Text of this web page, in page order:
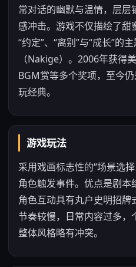
常对话的幽默与温情，层
感冲击。游戏不仅描绘了甜
“约定”、“离别”与“成长”的
（Nakige）。2006年获得
BGM赏等多个奖项，至今
玩经典。
游戏玩法
采用戏画标志性的“场景选
角色触发事件。优点是剧本
角色互动具有丸户史明招
节奏较慢，日常内容过多
整体风格略有冲突。